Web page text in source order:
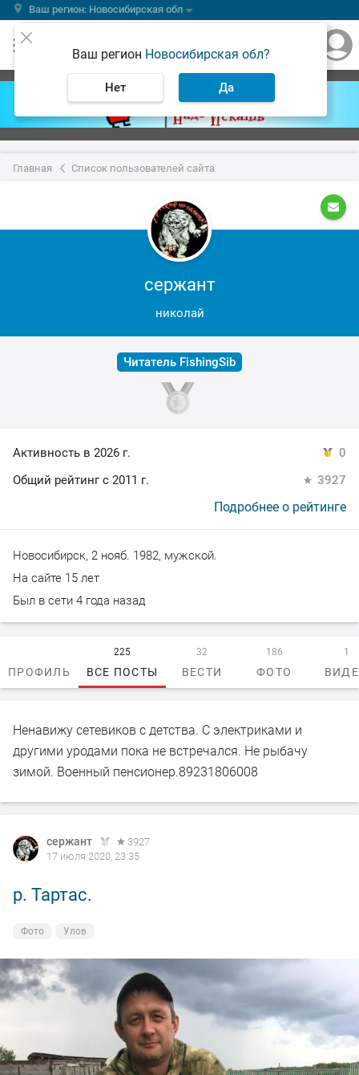
Ваш регион: Новосибирская обл
Ваш регион Новосибирская обл?
Нет Да
Главная Список пользователей сайта
сержант
николай
Читатель FishingSib
Активность в 2026 г.
0
Общий рейтинг с 2011 г.
3927
Подробнее о рейтинге
Новосибирск, 2 нояб. 1982, мужской.
На сайте 15 лет
Был в сети 4 года назад
ПРОФИЛЬ ВСЕ ПОСТЫ
225
ВЕСТИ
32
ФОТО
186 1
Ненавижу сетевиков с детства. С электриками и
другими уродами пока не встречался. Не рыбачу
зимой. Военный пенсионер.89231806008
сержант
3927
17 июля 2020, 23:35
р. Тартас.
Фото Улов